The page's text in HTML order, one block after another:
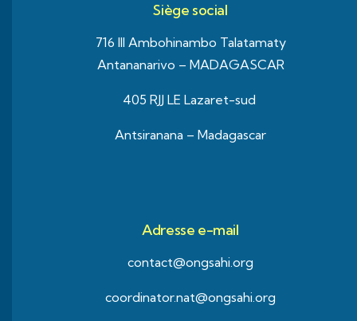
Siège social
716 III Ambohinambo Talatamaty
Antananarivo – MADAGASCAR
405 RJJ LE Lazaret-sud
Antsiranana – Madagascar
Adresse e-mail
contact@ongsahi.org
coordinator.nat@ongsahi.org